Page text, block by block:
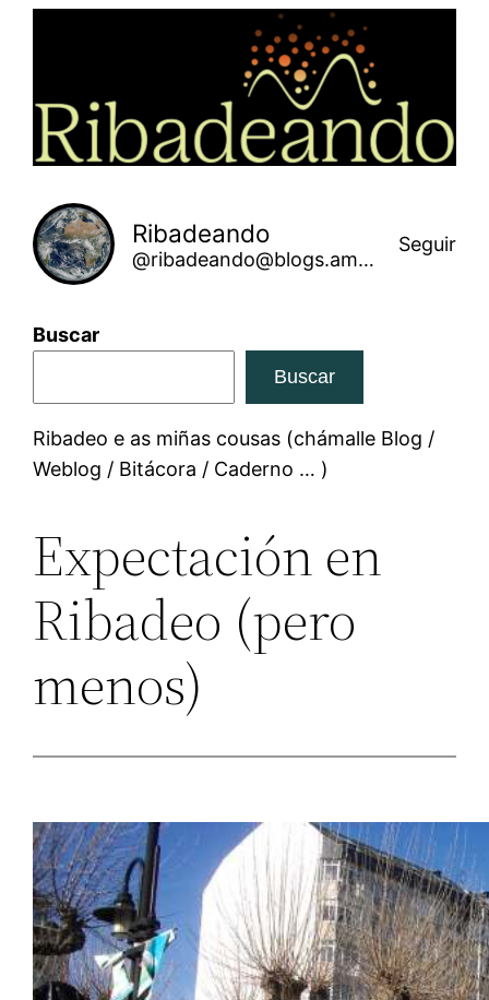
Ribadeando
@ribadeando@blogs.amarinha.gal
Seguir
Buscar
Buscar
Ribadeo e as miñas cousas (chámalle Blog /
Weblog / Bitácora / Caderno … )
Expectación en
Ribadeo (pero
menos)